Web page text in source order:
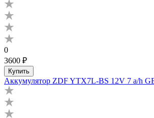
0
3600 ₽
Купить
Аккумулятор ZDF YTX7L-BS 12V 7 a/h